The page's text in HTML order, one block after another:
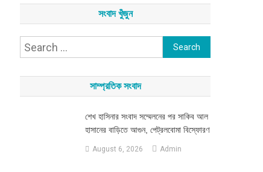
সংবাদ খুঁজুন
Search
সাম্প্রতিক সংবাদ
শেখ হাসিনার সংবাদ সম্মেলনের পর সাকিব আল
হাসানের বাড়িতে আগুন, পেট্রলবোমা বিস্ফোরণ
August 6, 2026 Admin